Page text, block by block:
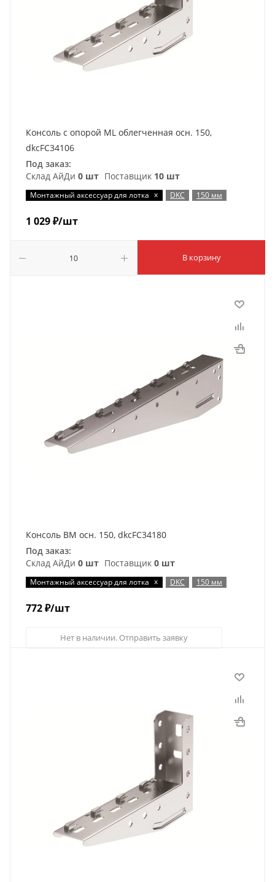
Консоль с опорой ML облегченная осн. 150,
dkcFC34106
Под заказ:
Склад АйДи 0 шт Поставщик 10 шт
Монтажный аксессуар для лотка x DKC 150 мм
1 029₽/шт
В корзину
Консоль ВМ осн. 150, dkcFC34180
Под заказ:
Склад АйДи 0 шт Поставщик 0 шт
Монтажный аксессуар для лотка x DKC 150 мм
772₽/шт
Нет в наличии. Отправить заявку